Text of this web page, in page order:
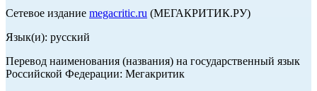
Сетевое издание megacritic.ru (МЕГАКРИТИК.РУ)
Язык(и): русский
Перевод наименования (названия) на государственный язык
Российской Федерации: Мегакритик